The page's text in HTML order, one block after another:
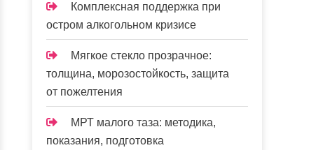
Комплексная поддержка при
остром алкогольном кризисе
Мягкое стекло прозрачное:
толщина, морозостойкость, защита
от пожелтения
МРТ малого таза: методика,
показания, подготовка